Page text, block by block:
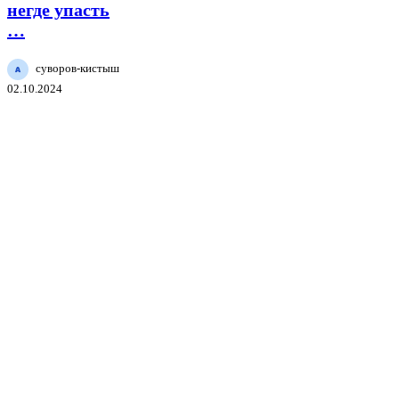
негде
упасть
…
негде упасть
…
суворов-кистыш
02.10.2024